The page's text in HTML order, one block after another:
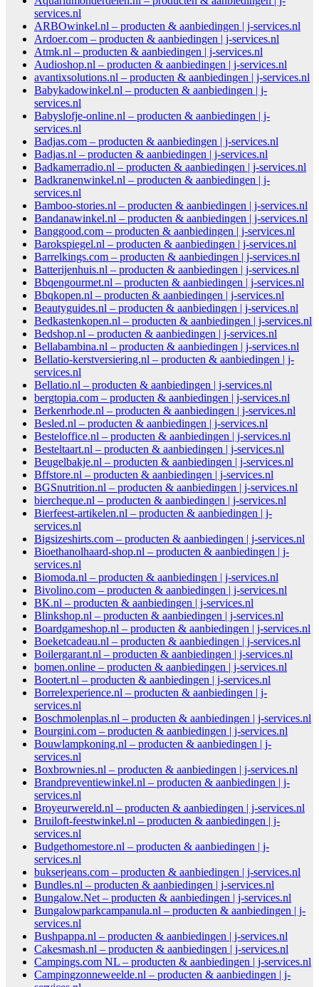
services.nl
ARBOwinkel.nl – producten & aanbiedingen | j-services.nl
Ardoer.com – producten & aanbiedingen | j-services.nl
Atmk.nl – producten & aanbiedingen | j-services.nl
Audioshop.nl – producten & aanbiedingen | j-services.nl
avantixsolutions.nl – producten & aanbiedingen | j-services.nl
Babykadowinkel.nl – producten & aanbiedingen | j-
services.nl
Babyslofje-online.nl – producten & aanbiedingen | j-
services.nl
Badjas.com – producten & aanbiedingen | j-services.nl
Badjas.nl – producten & aanbiedingen | j-services.nl
Badkamerradio.nl – producten & aanbiedingen | j-services.nl
Badkranenwinkel.nl – producten & aanbiedingen | j-
services.nl
Bamboo-stories.nl – producten & aanbiedingen | j-services.nl
Bandanawinkel.nl – producten & aanbiedingen | j-services.nl
Banggood.com – producten & aanbiedingen | j-services.nl
Barokspiegel.nl – producten & aanbiedingen | j-services.nl
Barrelkings.com – producten & aanbiedingen | j-services.nl
Batterijenhuis.nl – producten & aanbiedingen | j-services.nl
Bbqengourmet.nl – producten & aanbiedingen | j-services.nl
Bbqkopen.nl – producten & aanbiedingen | j-services.nl
Beautyguides.nl – producten & aanbiedingen | j-services.nl
Bedkastenkopen.nl – producten & aanbiedingen | j-services.nl
Bedshop.nl – producten & aanbiedingen | j-services.nl
Bellabambina.nl – producten & aanbiedingen | j-services.nl
Bellatio-kerstversiering.nl – producten & aanbiedingen | j-
services.nl
Bellatio.nl – producten & aanbiedingen | j-services.nl
bergtopia.com – producten & aanbiedingen | j-services.nl
Berkenrhode.nl – producten & aanbiedingen | j-services.nl
Besled.nl – producten & aanbiedingen | j-services.nl
Besteloffice.nl – producten & aanbiedingen | j-services.nl
Besteltaart.nl – producten & aanbiedingen | j-services.nl
Beugelbakje.nl – producten & aanbiedingen | j-services.nl
Bffstore.nl – producten & aanbiedingen | j-services.nl
BGSnutrition.nl – producten & aanbiedingen | j-services.nl
biercheque.nl – producten & aanbiedingen | j-services.nl
Bierfeest-artikelen.nl – producten & aanbiedingen | j-
services.nl
Bigsizeshirts.com – producten & aanbiedingen | j-services.nl
Bioethanolhaard-shop.nl – producten & aanbiedingen | j-
services.nl
Biomoda.nl – producten & aanbiedingen | j-services.nl
Bivolino.com – producten & aanbiedingen | j-services.nl
BK.nl – producten & aanbiedingen | j-services.nl
Blinkshop.nl – producten & aanbiedingen | j-services.nl
Boardgameshop.nl – producten & aanbiedingen | j-services.nl
Boeketcadeau.nl – producten & aanbiedingen | j-services.nl
Boilergarant.nl – producten & aanbiedingen | j-services.nl
bomen.online – producten & aanbiedingen | j-services.nl
Bootert.nl – producten & aanbiedingen | j-services.nl
Borrelexperience.nl – producten & aanbiedingen | j-
services.nl
Boschmolenplas.nl – producten & aanbiedingen | j-services.nl
Bourgini.com – producten & aanbiedingen | j-services.nl
Bouwlampkoning.nl – producten & aanbiedingen | j-
services.nl
Boxbrownies.nl – producten & aanbiedingen | j-services.nl
Brandpreventiewinkel.nl – producten & aanbiedingen | j-
services.nl
Broyeurwereld.nl – producten & aanbiedingen | j-services.nl
Bruiloft-feestwinkel.nl – producten & aanbiedingen | j-
services.nl
Budgethomestore.nl – producten & aanbiedingen | j-
services.nl
bukserjeans.com – producten & aanbiedingen | j-services.nl
Bundles.nl – producten & aanbiedingen | j-services.nl
Bungalow.Net – producten & aanbiedingen | j-services.nl
Bungalowparkcampanula.nl – producten & aanbiedingen | j-
services.nl
Bushpappa.nl – producten & aanbiedingen | j-services.nl
Cakesmash.nl – producten & aanbiedingen | j-services.nl
Campings.com NL – producten & aanbiedingen | j-services.nl
Campingzonneweelde.nl – producten & aanbiedingen | j-